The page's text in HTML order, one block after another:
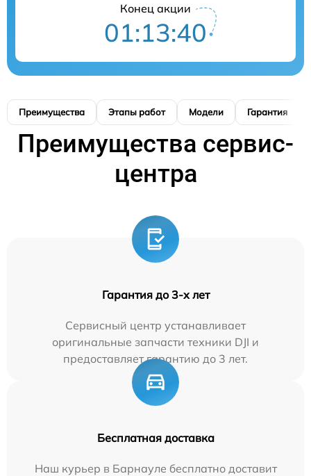
Конец акции
01:13:39
Преимущества Этапы работ Модели Гарантия
Преимущества сервис-
центра
Гарантия до 3-х лет
Сервисный центр устанавливает
оригинальные запчасти техники DJI и
предоставляет гарантию до 3 лет.
Бесплатная доставка
Наш курьер в Барнауле бесплатно доставит